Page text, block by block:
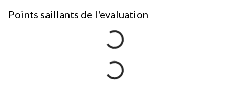
Points saillants de l'evaluation